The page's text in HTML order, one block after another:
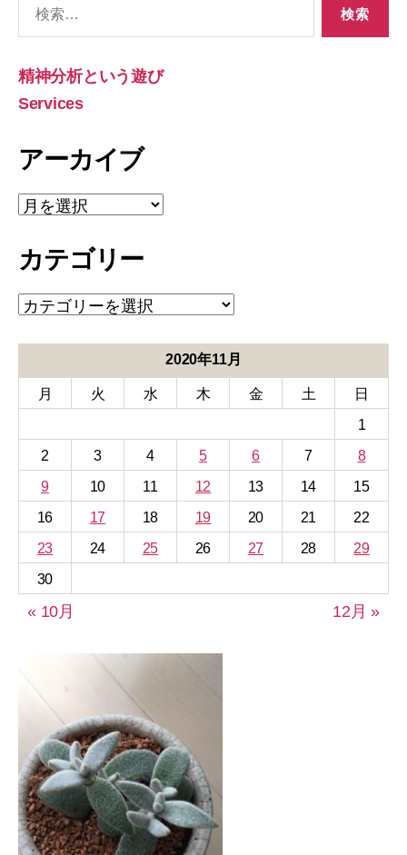
象:
精神分析という遊び
Services
アーカイブ
ア
ー
イ
カテゴリー
カ
テ
ー
2020年11月
月 火 水 木 金 土
日
1
2
3 4 5 6 7
8
9
10 11 12 13 14
15
16
17 18 19 20 21
22
23
24 25 26 27 28
29
30
« 10月 12月 »